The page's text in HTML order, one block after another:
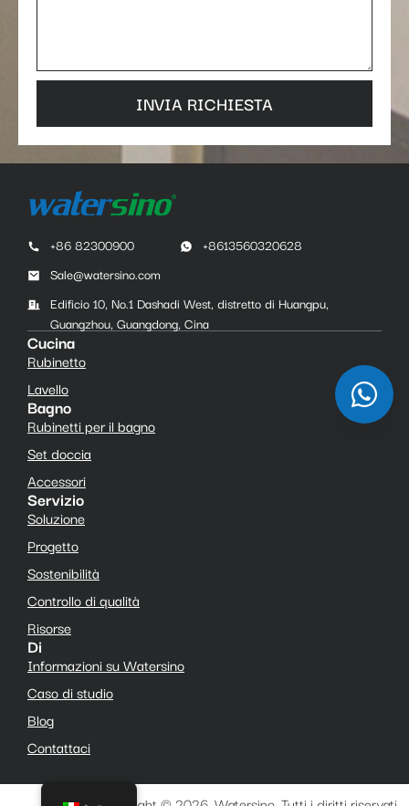
INVIA RICHIESTA
+86 82300900
+8613560320628
Sale@watersino.com
Edificio 10, No.1 Dashadi West, distretto di Huangpu,
Guangzhou, Guangdong, Cina
Cucina
Rubinetto
Lavello
Bagno
Rubinetti per il bagno
Set doccia
Accessori
Servizio
Soluzione
Progetto
Sostenibilità
Controllo di qualità
Risorse
Di
Informazioni su Watersino
Caso di studio
Blog
Contattaci